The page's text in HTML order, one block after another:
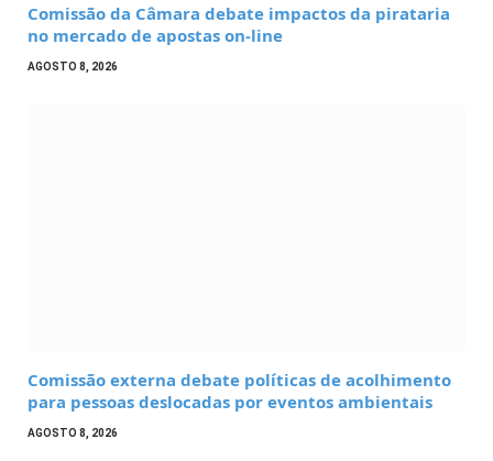
Comissão da Câmara debate impactos da pirataria
no mercado de apostas on-line
AGOSTO 8, 2026
Comissão externa debate políticas de acolhimento
para pessoas deslocadas por eventos ambientais
AGOSTO 8, 2026